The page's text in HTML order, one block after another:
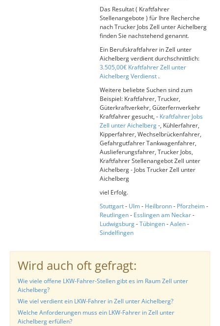
Das Resultat ( Kraftfahrer
Stellenangebote ) für Ihre Recherche
nach Trucker Jobs Zell unter Aichelberg
finden Sie nachstehend genannt.
Ein Berufskraftfahrer in Zell unter
Aichelberg verdient durchschnittlich:
3.505,00€ Kraftfahrer Zell unter
Aichelberg Verdienst .
Weitere beliebte Suchen sind zum
Beispiel: Kraftfahrer, Trucker,
Güterkraftverkehr, Güterfernverkehr
Kraftfahrer gesucht, - Kraftfahrer Jobs
Zell unter Aichelberg-, Kühlerfahrer,
Kipperfahrer, Wechselbrückenfahrer,
Gefahrgutfahrer Tankwagenfahrer,
Auslieferungsfahrer, Trucker Jobs,
Kraftfahrer Stellenangebot Zell unter
Aichelberg - Jobs Trucker Zell unter
Aichelberg
viel Erfolg.
Stuttgart- Ulm- Heilbronn- Pforzheim-
Reutlingen- Esslingen am Neckar-
Ludwigsburg-Tübingen-Aalen-
Sindelfingen
Wird auch oft gefragt:
Wie viele offene LKW-Fahrer-Stellen gibt es im Raum Zell unter
Aichelberg?
Wie viel verdient ein LKW-Fahrer in Zell unter Aichelberg?
Welche Anforderungen muss ein LKW-Fahrer in Zell unter
Aichelberg erfüllen?